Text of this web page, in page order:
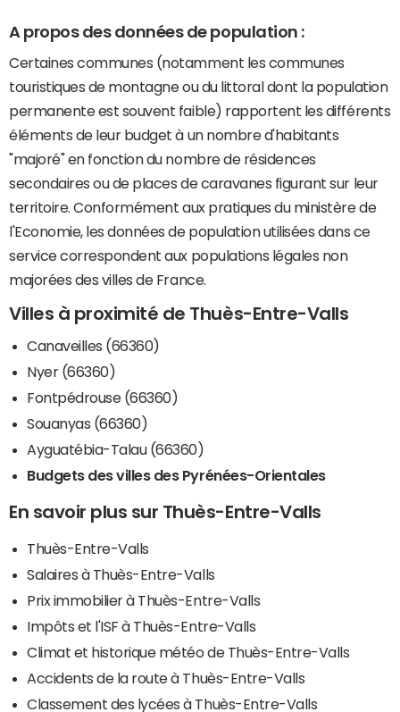
A propos des données de population :
Certaines communes (notamment les communes
touristiques de montagne ou du littoral dont la population
permanente est souvent faible) rapportent les différents
éléments de leur budget à un nombre d'habitants
"majoré" en fonction du nombre de résidences
secondaires ou de places de caravanes figurant sur leur
territoire. Conformément aux pratiques du ministère de
l'Economie, les données de population utilisées dans ce
service correspondent aux populations légales non
majorées des villes de France.
Villes à proximité de Thuès-Entre-Valls
Canaveilles (66360)
Nyer (66360)
Fontpédrouse (66360)
Souanyas (66360)
Ayguatébia-Talau (66360)
Budgets des villes des Pyrénées-Orientales
En savoir plus sur Thuès-Entre-Valls
Thuès-Entre-Valls
Salaires à Thuès-Entre-Valls
Prix immobilier à Thuès-Entre-Valls
Impôts et l'ISF à Thuès-Entre-Valls
Climat et historique météo de Thuès-Entre-Valls
Accidents de la route à Thuès-Entre-Valls
Classement des lycées à Thuès-Entre-Valls